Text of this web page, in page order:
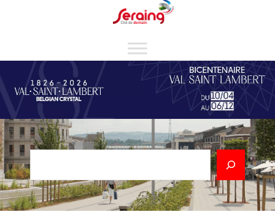
Rechercher
Cookies management panel